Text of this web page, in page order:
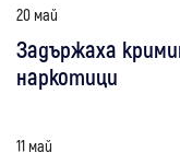
20 май
Задържаха
наркотици
11 май